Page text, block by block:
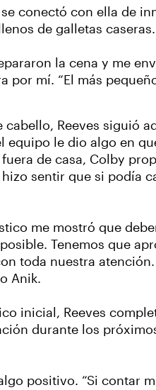
conectó con ella de
de galletas caseras.
la cena y me
por mí. “El más
Reeves siguió
equipo le dio algo en
de casa, Colby
sentir que si podía
me mostró que
Tenemos que
toda nuestra
Anik.
inicial, Reeves
durante los
positivo. “Si contar